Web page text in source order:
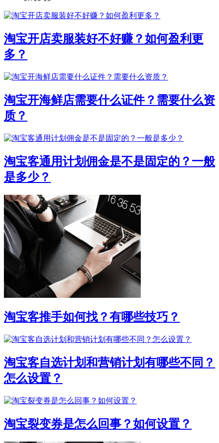
淘宝开店卖服装好不好赚？如何盈利更
多？
淘宝开海鲜店需要什么证件？需要什么资
质？
淘宝客通用计划佣金是不是固定的？一般
是多少？
淘宝客推手如何找？有哪些技巧？
淘宝客自选计划和营销计划有哪些不同？
怎么设置？
淘宝裂变券是怎么回事？如何设置？